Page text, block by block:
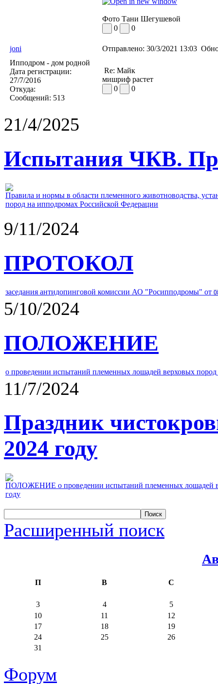
Фото Тани Шегушевой
0
0
joni Отправлено: 30/3/2021 13:03
Ипподром - дом родной
Дата регистрации:
27/7/2016
Откуда:
Сообщений: 513
Re: Майк
мишриф растет
0
0
21/4/2025
Испытания ЧКВ.
Правила и нормы в области племенного животноводства,
пород на ипподромах Российской Федерации
9/11/2024
ПРОТОКОЛ
заседания антидопинговой комиссии АО "Росипподромы" от
5/10/2024
ПОЛОЖЕНИЕ
о проведении испытаний племенных лошадей верховых
11/7/2024
Праздник
2024 году
ПОЛОЖЕНИЕ о проведении испытаний племенных лошадей
году
Расширенный поиск
П В С
3 4
5
10
11
12
17
18
19
24
25
26
31
Форум